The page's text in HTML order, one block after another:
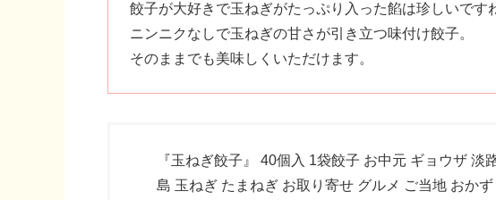
餃子が大好きで玉ねぎがたっぷり入った餡は珍しいです
ニンニクなしで玉ねぎの甘さが引き立つ味付け餃子。
そのままでも美味しくいただけます。
『玉ねぎ餃子』 40個入 1袋餃子 お中元 ギョウザ
島 玉ねぎ たまねぎ お取り寄せ グルメ ご当地 おか